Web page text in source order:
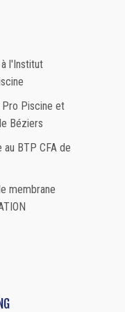
l'Institut
Piscine et
Béziers
BTP CFA de
membrane